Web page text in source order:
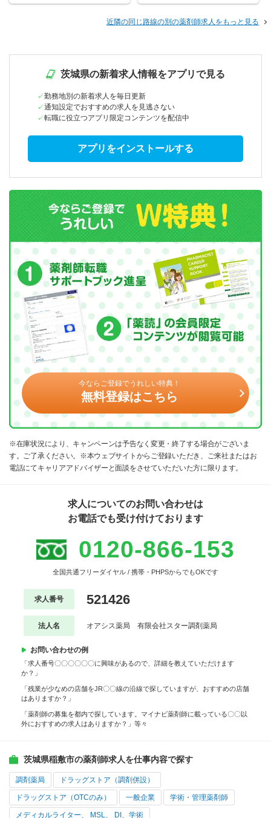
近隣の同じ路線の別の薬剤師求人をもっと見る
茨城県の新着求人情報をアプリで見る
勤務地別の新着求人を毎日更新
通知設定でおすすめの求人を見逃さない
転職に役立つアプリ限定コンテンツを配信中
アプリをインストールする
今ならご登録でうれしい特典！
無料登録はこちら
※在庫状況により、キャンペーンは予告なく変更・終了する場合がございま
す。ご了承ください。※本ウェブサイトからご登録いただき、ご来社またはお
電話にてキャリアアドバイザーと面談をさせていただいた方に限ります。
求人についてのお問い合わせは
お電話でも受け付けております
0120-866-153
全国共通フリーダイヤル / 携帯・PHPSからでもOKです
求人番号 521426
法人名 オアシス薬局 有限会社スター調剤薬局
お問い合わせの例
「求人番号〇〇〇〇〇〇に興味があるので、詳細を教えていただけます
か？」
「残業が少なめの店舗をJR〇〇線の沿線で探していますが、おすすめの店舗
はありますか？」
「薬剤師の募集を都内で探しています。マイナビ薬剤師に載っている〇〇以
外におすすめの求人はありますか？」等々
茨城県稲敷市の薬剤師求人を仕事内容で探す
調剤薬局 ドラッグストア（調剤併設）
ドラッグストア（OTCのみ） 一般企業 学術・管理薬剤師
メディカルライター、 MSL、 DI、学術